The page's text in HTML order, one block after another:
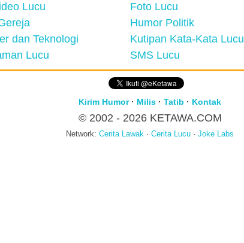
Lucu Foto Lucu
Humor Politik
dan Teknologi Kutipan Kata-Kata Lucu
Lucu SMS Lucu
Kirim Humor· Milis · Tatib · Kontak
© 2002 - 2026 KETAWA.COM
Network: Cerita Lawak · Cerita Lucu · Joke Labs